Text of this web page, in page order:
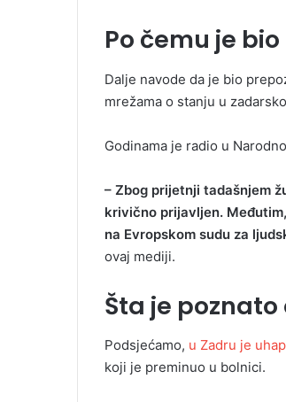
Po čemu je
Dalje navode da je bio
mrežama o stanju u
Godinama je radio u
– Zbog prijetnji tadašnjem
krivično prijavljen.
na Evropskom sudu za
ovaj mediji.
Šta je poznato
Podsjećamo, u Zadru je
koji je preminuo u bolnici.